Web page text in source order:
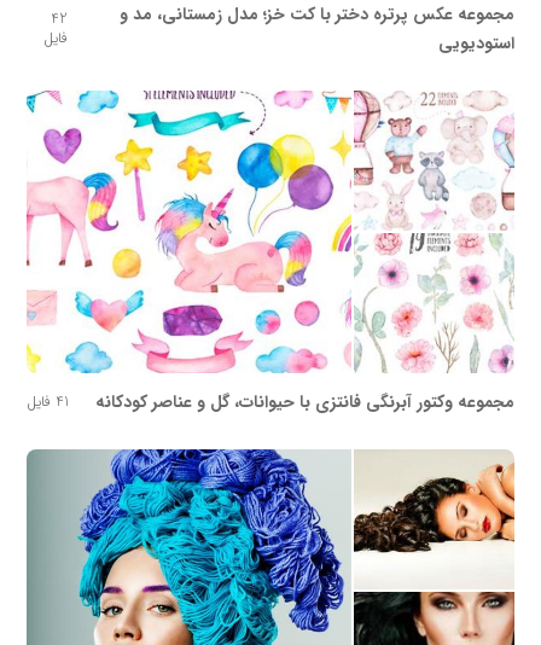
مجموعه عکس پرتره دختر با کت خز؛ مدل زمستانی، مد و
استودیویی
42
فایل
مجموعه وکتور آبرنگی فانتزی با حیوانات، گل و عناصر کودکانه 41 فایل